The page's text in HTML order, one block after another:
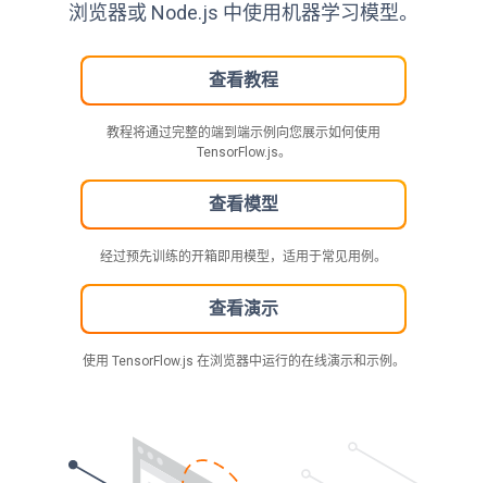
浏览器或 Node.js 中使用机器学习模型。
查看教程
教程将通过完整的端到端示例向您展示如何使用
TensorFlow.js。
查看模型
经过预先训练的开箱即用模型，适用于常见用例。
查看演示
使用 TensorFlow.js 在浏览器中运行的在线演示和示例。